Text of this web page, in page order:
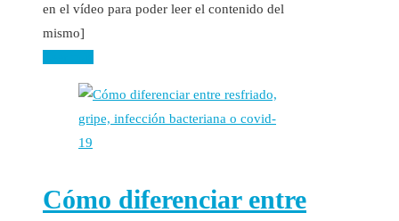
en el vídeo para poder leer el contenido del
mismo]
Cómo diferenciar entre